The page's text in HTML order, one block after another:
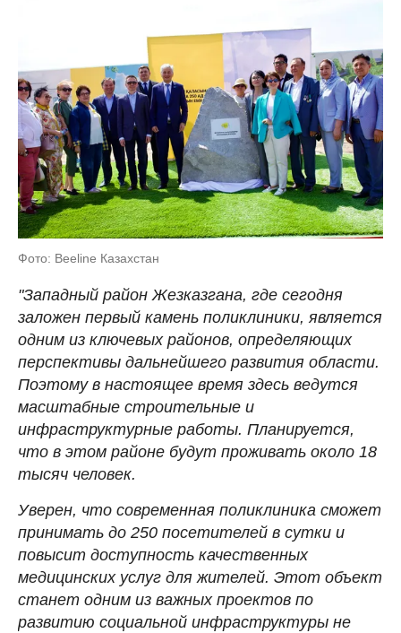
Фото: Beeline Казахстан
"Западный район Жезказгана, где сегодня
заложен первый камень поликлиники, является
одним из ключевых районов, определяющих
перспективы дальнейшего развития области.
Поэтому в настоящее время здесь ведутся
масштабные строительные и
инфраструктурные работы. Планируется,
что в этом районе будут проживать около 18
тысяч человек.
Уверен, что современная поликлиника сможет
принимать до 250 посетителей в сутки и
повысит доступность качественных
медицинских услуг для жителей. Этот объект
станет одним из важных проектов по
развитию социальной инфраструктуры не